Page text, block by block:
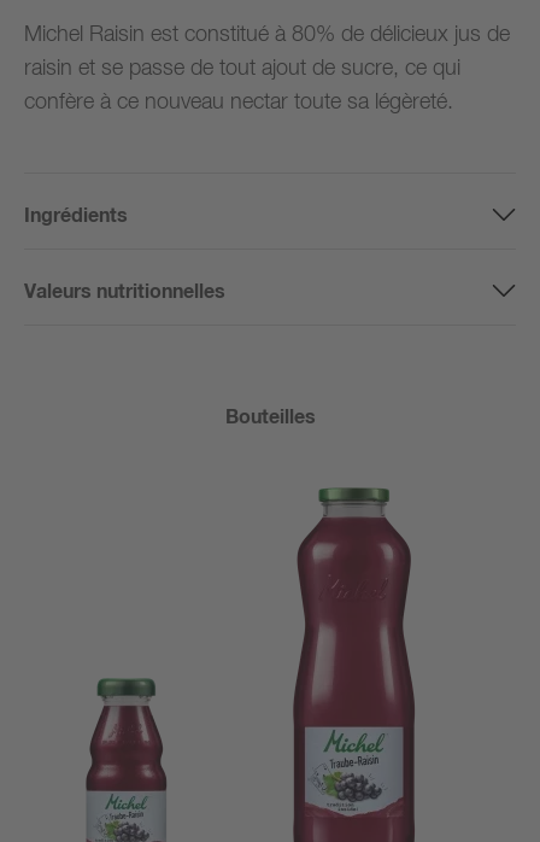
Michel Raisin est constitué à 80% de délicieux jus de
raisin et se passe de tout ajout de sucre, ce qui
confère à ce nouveau nectar toute sa légèreté.
Ingrédients
Valeurs nutritionnelles
Bouteilles